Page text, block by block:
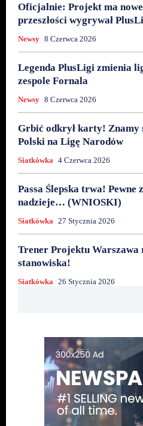
Oficjalnie: Projekt ma
przeszłości wygrywał
Newsy 8 Czerwca 2026
Legenda PlusLigi zmienia
zespole Fornala
Newsy 8 Czerwca 2026
Grbić odkrył karty! Znamy
Polski na Ligę Narodów
Siatkówka 4 Czerwca 2026
Passa Ślepska trwa! Pewne
nadzieje… (WNIOSKI)
Siatkówka 27 Stycznia 2026
Trener Projektu Warszawa
stanowiska!
Siatkówka 26 Stycznia 2026